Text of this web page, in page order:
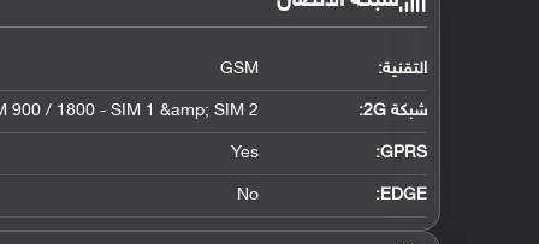
التقنية: GSM
شبكة 2G: 900 / 1800 - SIM 1 &amp; SIM 2
GPRS:
Yes
EDGE:
No